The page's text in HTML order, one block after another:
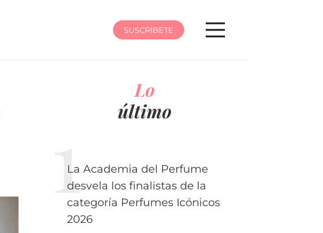
SUSCRÍBETE
Lo
último
La Academia del Perfume
desvela los finalistas de la
categoría Perfumes Icónicos
2026